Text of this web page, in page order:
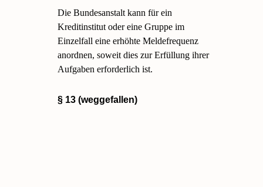
Die Bundesanstalt kann für ein
Kreditinstitut oder eine Gruppe im
Einzelfall eine erhöhte Meldefrequenz
anordnen, soweit dies zur Erfüllung ihrer
Aufgaben erforderlich ist.
§ 13 (weggefallen)